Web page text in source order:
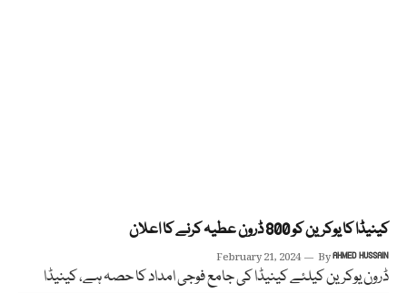
کینیڈا کا یوکرین کو 800 ڈرون عطیہ کرنے کا اعلان
February 21, 2024 ByAHMED HUSSAIN
ڈرون یوکرین کیلئے کینیڈا کی جامع فوجی امداد کا حصہ ہے، کینیڈا